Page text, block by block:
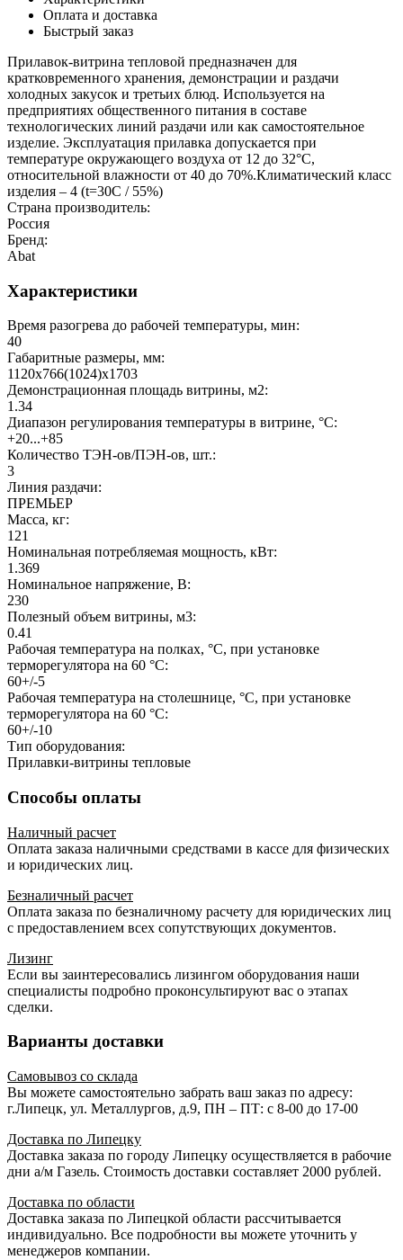
Оплата и доставка
Быстрый заказ
Прилавок-витрина тепловой предназначен для
кратковременного хранения, демонстрации и раздачи
холодных закусок и третьих блюд. Используется на
предприятиях общественного питания в составе
технологических линий раздачи или как самостоятельное
изделие. Эксплуатация прилавка допускается при
температуре окружающего воздуха от 12 до 32°С,
относительной влажности от 40 до 70%.Климатический класс
изделия – 4 (t=30С / 55%)
Страна производитель:
Россия
Бренд:
Abat
Характеристики
Время разогрева до рабочей температуры, мин:
40
Габаритные размеры, мм:
1120x766(1024)x1703
Демонстрационная площадь витрины, м2:
1.34
Диапазон регулирования температуры в витрине, °С:
+20...+85
Количество ТЭН-ов/ПЭН-ов, шт.:
3
Линия раздачи:
ПРЕМЬЕР
Масса, кг:
121
Номинальная потребляемая мощность, кВт:
1.369
Номинальное напряжение, В:
230
Полезный объем витрины, м3:
0.41
Рабочая температура на полках, °С, при установке
терморегулятора на 60 °С:
60+/-5
Рабочая температура на столешнице, °С, при установке
терморегулятора на 60 °С:
60+/-10
Тип оборудования:
Прилавки-витрины тепловые
Способы оплаты
Наличный расчет
Оплата заказа наличными средствами в кассе для физических
и юридических лиц.
Безналичный расчет
Оплата заказа по безналичному расчету для юридических лиц
с предоставлением всех сопутствующих документов.
Лизинг
Если вы заинтересовались лизингом оборудования наши
специалисты подробно проконсультируют вас о этапах
сделки.
Варианты доставки
Самовывоз со склада
Вы можете самостоятельно забрать ваш заказ по адресу:
г.Липецк, ул. Металлургов, д.9, ПН – ПТ: с 8-00 до 17-00
Доставка по Липецку
Доставка заказа по городу Липецку осуществляется в рабочие
дни а/м Газель. Стоимость доставки составляет 2000 рублей.
Доставка по области
Доставка заказа по Липецкой области рассчитывается
индивидуально. Все подробности вы можете уточнить у
менеджеров компании.